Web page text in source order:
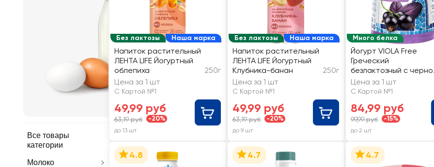
Молочные
продукты,
яйцо
Все товары
категории
Молоко
Без лактозы Наша марка
Напиток растительный
ЛЕНТА LIFE Йогуртный
облепиха
250г
Цена за 1 шт
С Картой №1
49,99 руб
63,19 руб -20%
до 13 шт
Без лактозы Наша марка
Напиток растительный
ЛЕНТА LIFE Йогуртный
Клубника-банан
250г
Цена за 1 шт
С Картой №1
49,99 руб
63,19 руб -20%
до 9 шт
Много белка
Йогурт VIOLA Free
Греческий
безлактозный с
смородиной и
базиликом 3%, без змж
Цена за 1 шт
С Картой №1
84,99 руб
99,99 руб -15%
до 2 шт
4.8 4.7 4.7